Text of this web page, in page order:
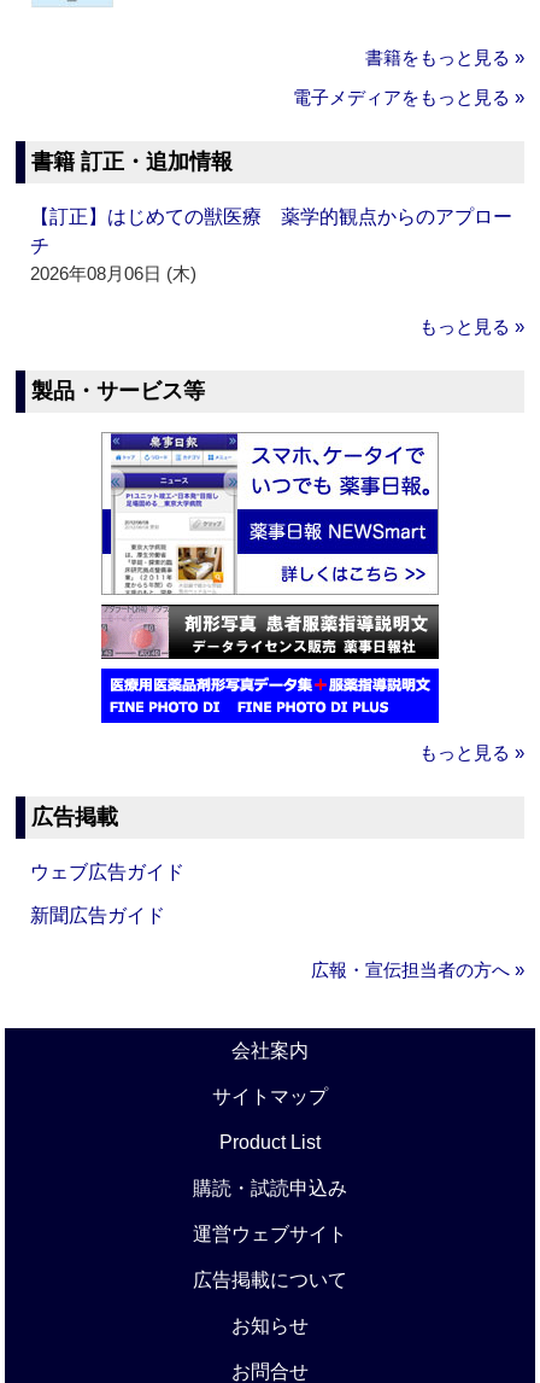
書籍をもっと見る »
電子メディアをもっと見る »
書籍 訂正・追加情報
【訂正】はじめての獣医療 薬学的観点からのアプロー
チ
2026年08月06日 (木)
もっと見る »
製品・サービス等
もっと見る »
広告掲載
ウェブ広告ガイド
新聞広告ガイド
広報・宣伝担当者の方へ »
会社案内
サイトマップ
Product List
購読・試読申込み
運営ウェブサイト
広告掲載について
お知らせ
お問合せ